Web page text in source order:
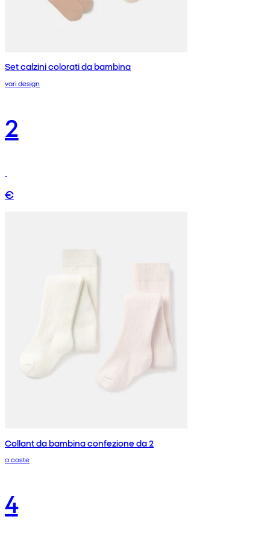
Set calzini colorati da bambina
vari design
2
€
Collant da bambina confezione da 2
a coste
4